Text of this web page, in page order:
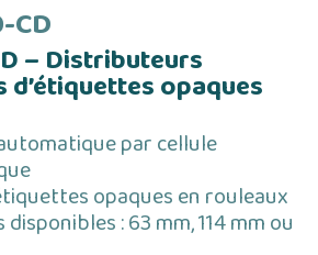
– Distributeurs
opaques
par cellule
opaques en rouleaux
: 63 mm, 114 mm ou